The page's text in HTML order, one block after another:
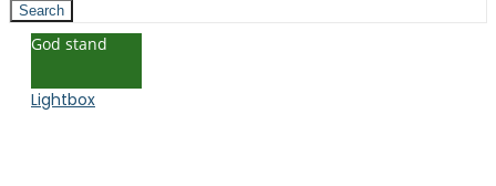
Search
God stand
Lightbox